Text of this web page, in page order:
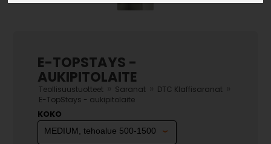
E-TOPSTAYS -
AUKIPITOLAITE
Teollisuustuotteet Saranat DTC Klaffisaranat
E-TopStays - aukipitolaite
KOKO